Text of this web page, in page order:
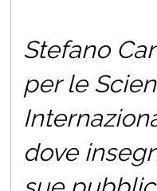
Stefano
per le
dove